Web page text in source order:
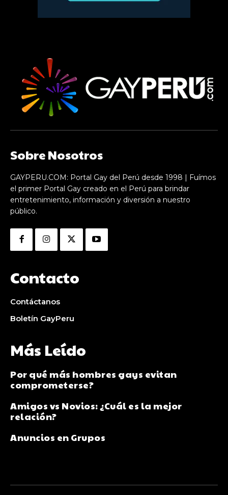
Sobre Nosotros
GAYPERU.COM: Portal Gay del Perú desde 1998 | Fuímos
el primer Portal Gay creado en el Perú para brindar
entretenimiento, información y diversión a nuestro
público.
Contacto
Contáctanos
Boletín GayPeru
Más Leído
Por qué más hombres gays evitan
comprometerse?
Amigos vs Novios: ¿Cuál es la mejor
relación?
Anuncios en Grupos